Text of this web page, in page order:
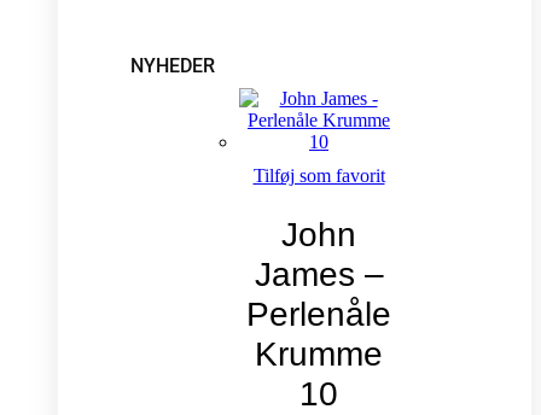
NYHEDER
Tilføj som favorit
John
James –
Perlenåle
Krumme
10